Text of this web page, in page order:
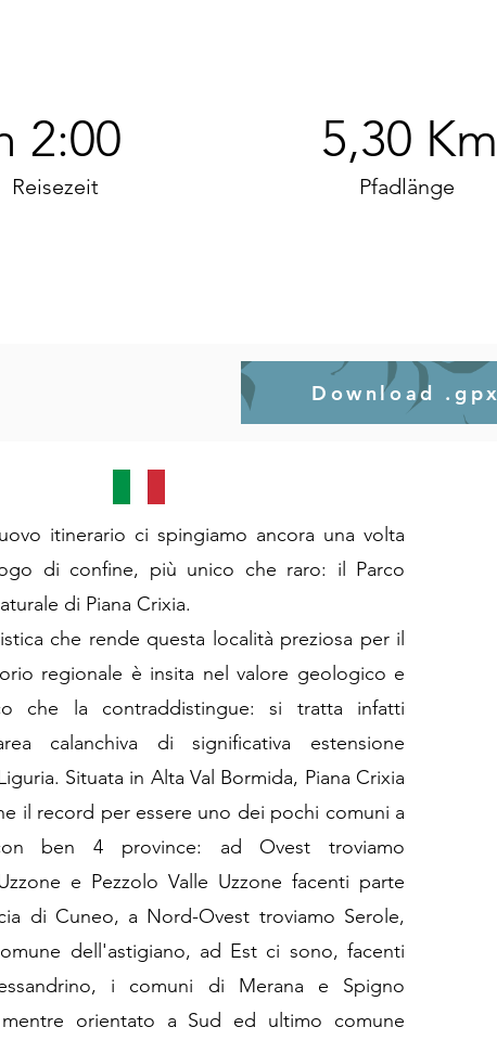
2:00
Reisezeit
5,30 Km
Pfadlänge
Download .gpx
itinerario ci spingiamo ancora una volta
di confine, più unico che raro: il Parco
di Piana Crixia.
che rende questa località preziosa per il
regionale è insita nel valore geologico e
che la contraddistingue: si tratta infatti
calanchiva di significativa estensione
Situata in Alta Val Bormida, Piana Crixia
il record per essere uno dei pochi comuni a
ben 4 province: ad Ovest troviamo
e Pezzolo Valle Uzzone facenti parte
di Cuneo, a Nord-Ovest troviamo Serole,
dell'astigiano, ad Est ci sono, facenti
i comuni di Merana e Spigno
orientato a Sud ed ultimo comune